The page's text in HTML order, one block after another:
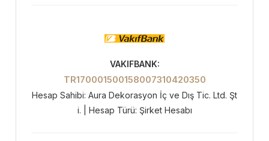
VAKIFBANK:
TR170001500158007310420350
Hesap Sahibi: Aura Dekorasyon İç ve Dış Tic. Ltd. Şt
i. | Hesap Türü: Şirket Hesabı